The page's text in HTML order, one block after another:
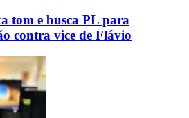
tom e busca PL para
contra vice de Flávio